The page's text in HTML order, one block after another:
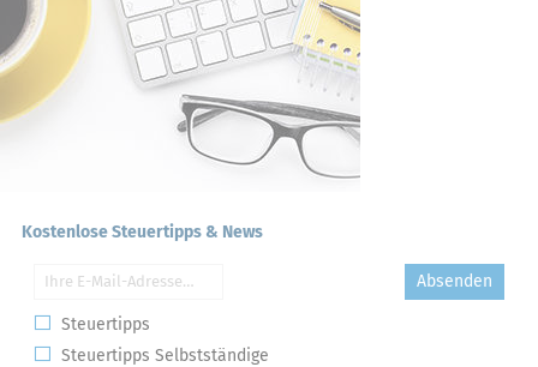
Kostenlose Steuertipps & News
Absenden
Steuertipps
Steuertipps Selbstständige